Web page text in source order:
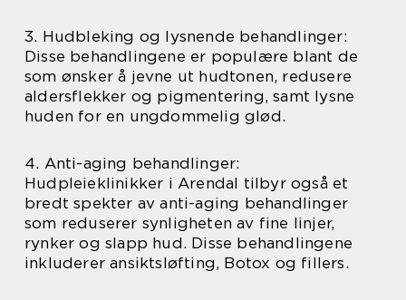
3. Hudbleking og lysnende behandlinger:
Disse behandlingene er populære blant de
som ønsker å jevne ut hudtonen, redusere
aldersflekker og pigmentering, samt lysne
huden for en ungdommelig glød.
4. Anti-aging behandlinger:
Hudpleieklinikker i Arendal tilbyr også et
bredt spekter av anti-aging behandlinger
som reduserer synligheten av fine linjer,
rynker og slapp hud. Disse behandlingene
inkluderer ansiktsløfting, Botox og fillers.